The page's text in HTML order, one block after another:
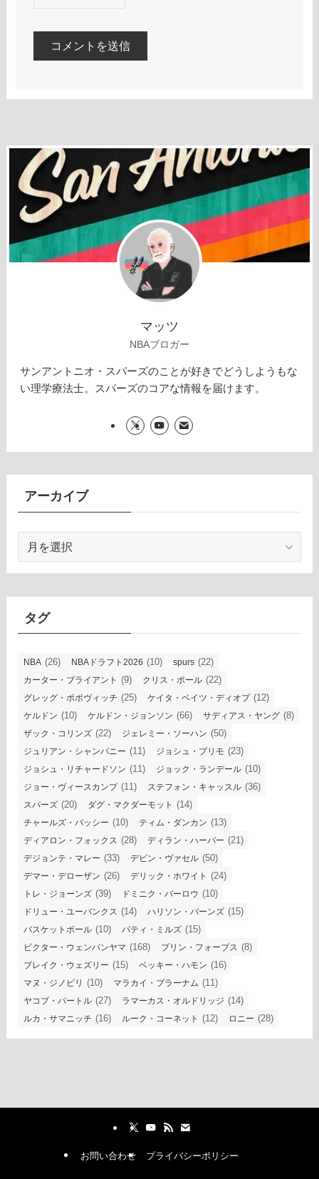
マッツ
NBAブロガー
サンアントニオ・スパーズのことが好きでどうしようもな
い理学療法士。スパーズのコアな情報を届けます。
アーカイブ
カ
タグ
NBA (26) NBAドラフト2026 (10) spurs (22)
カーター・ブライアント (9) クリス・ポール (22)
グレッグ・ポポヴィッチ (25) ケイタ・ベイツ・ディオプ(12)
ケルドン (10) ケルドン・ジョンソン (66) サディアス・ヤング (8)
ザック・コリンズ (22) ジェレミー・ソーハン (50)
ジュリアン・シャンパニー (11) ジョシュ・プリモ (23)
ジョシュ・リチャードソン (11) ジョック・ランデール (10)
ジョー・ヴィースカンプ(11) ステフォン・キャッスル (36)
スパーズ (20) ダグ・マクダーモット (14)
チャールズ・バッシー (10) ティム・ダンカン (13)
ディアロン・フォックス (28) ディラン・ハーパー (21)
デジョンテ・マレー (33) デビン・ヴァセル (50)
デマー・デローザン (26) デリック・ホワイト (24)
トレ・ジョーンズ (39) ドミニク・バーロウ (10)
ドリュー・ユーバンクス (14) ハリソン・バーンズ (15)
バスケットボール (10) パティ・ミルズ (15)
ビクター・ウェンバンヤマ (168) ブリン・フォーブス (8)
ブレイク・ウェズリー (15) ベッキー・ハモン (16)
マヌ・ジノビリ (10) マラカイ・ブラーナム (11)
ヤコブ・パートル (27) ラマーカス・オルドリッジ (14)
ルカ・サマニッチ (16) ルーク・コーネット (12) ロニー (28)
お問い合わせ プライバシーポリシー